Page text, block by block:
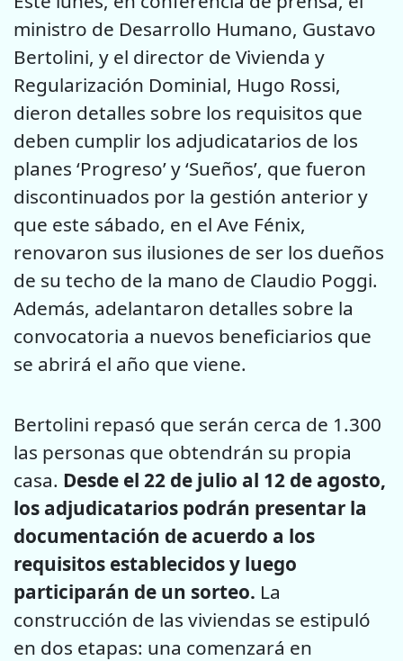
ministro de Desarrollo Humano, Gustavo
Bertolini, y el director de Vivienda y
Regularización Dominial, Hugo Rossi,
dieron detalles sobre los requisitos que
deben cumplir los adjudicatarios de los
planes ‘Progreso’ y ‘Sueños’, que fueron
discontinuados por la gestión anterior y
que este sábado, en el Ave Fénix,
renovaron sus ilusiones de ser los dueños
de su techo de la mano de Claudio Poggi.
Además, adelantaron detalles sobre la
convocatoria a nuevos beneficiarios que
se abrirá el año que viene.
Bertolini repasó que serán cerca de 1.300
las personas que obtendrán su propia
casa. Desde el 22 de julio al 12 de agosto,
los adjudicatarios podrán presentar la
documentación de acuerdo a los
requisitos establecidos y luego
participarán de un sorteo. La
construcción de las viviendas se estipuló
en dos etapas: una comenzará en